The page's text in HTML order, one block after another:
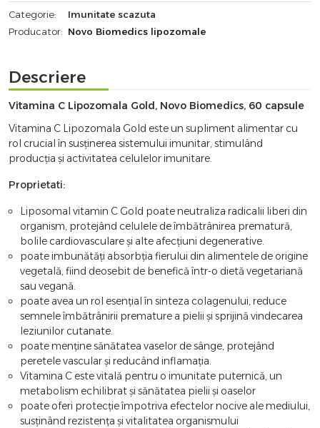
Categorie:
Imunitate scazuta
Producator: Novo Biomedics lipozomale
Descriere
Vitamina C Lipozomala Gold, Novo Biomedics, 60 capsule
Vitamina C Lipozomala Gold este un supliment alimentar cu
rol crucial în susținerea sistemului imunitar, stimulând
producția și activitatea celulelor imunitare.
Proprietati:
Liposomal vitamin C Gold poate neutraliza radicalii liberi din
organism, protejând celulele de îmbătrânirea prematură,
bolile cardiovasculare și alte afecțiuni degenerative.
poate imbunătăți absorbția fierului din alimentele de origine
vegetală, fiind deosebit de benefică într-o dietă vegetariană
sau vegană.
poate avea un rol esențial în sinteza colagenului, reduce
semnele îmbătrânirii premature a pielii și sprijină vindecarea
leziunilor cutanate.
poate menține sănătatea vaselor de sânge, protejând
peretele vascular și reducând inflamația.
Vitamina C este vitală pentru o imunitate puternică, un
metabolism echilibrat și sănătatea pielii și oaselor
poate oferi protecție împotriva efectelor nocive ale mediului,
susținând rezistența și vitalitatea organismului